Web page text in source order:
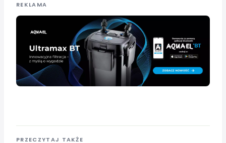
REKLAMA
PRZECZYTAJ TAKŻE